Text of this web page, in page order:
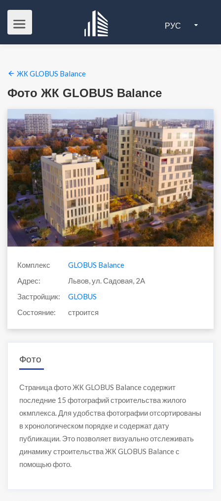
РУС
ЖК GLOBUS Balance
Фото ЖК GLOBUS Balance
Комплекс
GLOBUS Balance
Адрес:
Львов, ул. Садовая, 2A
Застройщик:
GLOBUS
Состояние:
строится
Фото
Страница фото ЖК GLOBUS Balance содержит
последние 15 фотографий строительства жилого
окмплекса. Для удобства фотографии отсортированы
в хронологическом порядке и содержат дату
публикации. Это позволяет визуально отслеживать
динамику строительства ЖК GLOBUS Balance с
помощью фото.